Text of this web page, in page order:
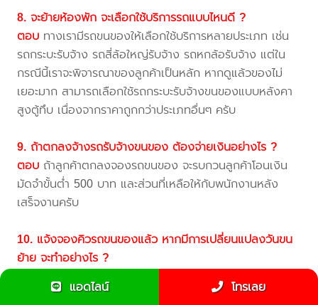
8. จะย้ายห้องพัก จะเลือกใช้บริการรถแบบไหนดี ?
ตอบ ทางเรามีรถขนของให้เลือกใช้บริการหลายประเภท เช่น
รถกระบะรับจ้าง รถสี่ล้อใหญ่รับจ้าง รถหกล้อรับจ้าง แต่ใน
กรณีนี้เราจะพิจารณาของลูกค้าเป็นหลัก หากดูแล้วของไม่
เยอะมาก สามารถเลือกใช้รถกระบะรับจ้างขนของแบบหลังคา
สูงตู้ทึบ เนื่องจากราคาถูกกว่าประเภทอื่นๆ ครับ
9. ถ้าตกลงจ้างรถรับจ้างขนของ ต้องจ่ายเงินอย่างไร ?
ตอบ ถ้าลูกค้าตกลงจองรถขนของ จะรบกวนลูกค้าโอนเงิน
มัดจำขั้นต่ำ 500 บาท และส่วนที่เหลือให้กับพนักงานหลัง
เสร็จงานครับ
10. แจ้งจองคิวรถขนของแล้ว หากมีการเปลี่ยนแปลงวันขน
ย้าย จะทำอย่างไร ?
ถ้าลูกค้าต้องการเลื่อนวันขนย้ายของรบกวนแจ้งล่วง
หน้าประมาณ 2-3 วัน เพื่อทางเราจะได้จัดคิวรถขนของให้ใหม่
แอดไลน์ โทรเลย